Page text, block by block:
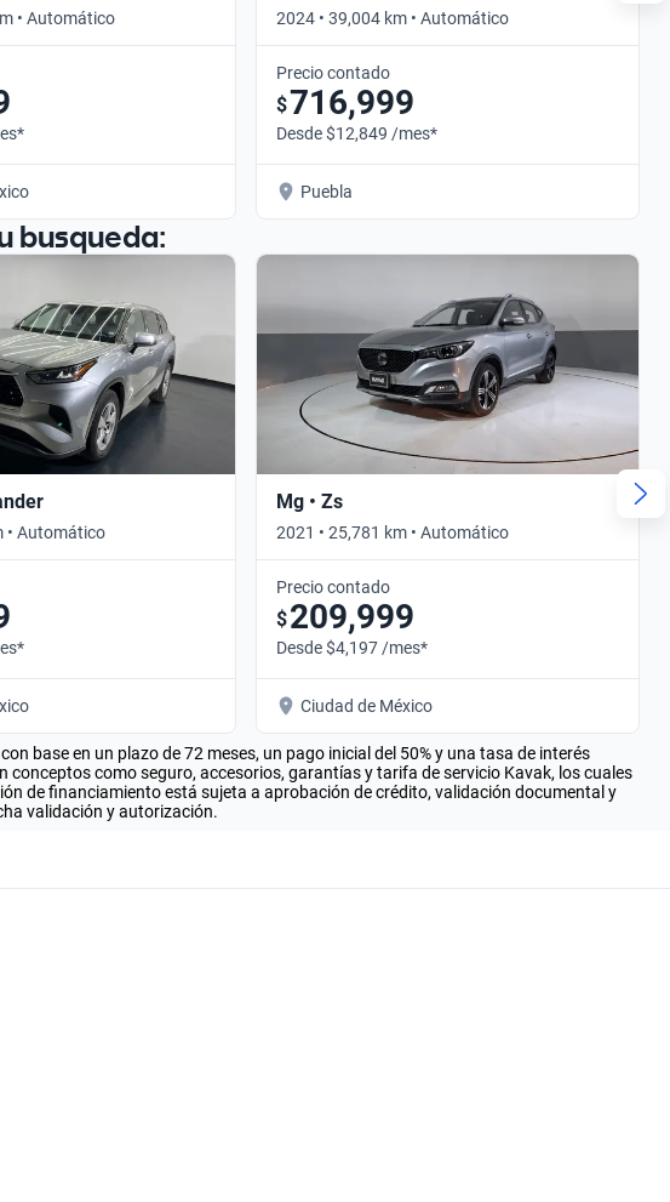
• Automático 2024 • 39,004 km • Automático
Precio contado
$716,999
Desde $12,849 /mes*
Puebla
busqueda:
• Automático
Mg • Zs
2021 • 25,781 km • Automático
Precio contado
$209,999
Desde $4,197 /mes*
Ciudad de México
base en un plazo de 72 meses, un pago inicial del 50% y una tasa de interés
como seguro, accesorios, garantías y tarifa de servicio Kavak, los cuales
de financiamiento está sujeta a aprobación de crédito, validación documental y
validación y autorización.